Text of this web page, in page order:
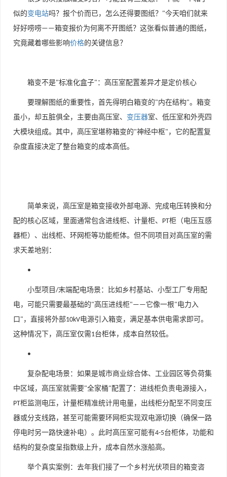
似的变电站吗？报个价而已，怎么还得要图纸？ "今天咱们就来
好好唠唠——箱变报价为何离不开图纸？这张看似普通的图纸，
究竟藏着哪些影响价格的关键信息？
箱变不是"标准化盒子" ：高压室配置差异才是定价核心
要理解图纸的重要性，首先得明白箱变的"内在结构"。箱变
虽小，却五脏俱全，主要由高压室、 变压器室、低压室和外壳四
大模块组成。其中，高压室堪称箱变的"神经中枢" ，它的配置复
杂度直接决定了整台箱变的成本高低。
简单来说，高压室是箱变接收外部电源、完成电压转换和分
配的核心区域，里面通常包含进线柜、计量柜、 PT柜（电压互感
器柜）、出线柜、环网柜等功能柜体。但不同项目对高压室的需
求天差地别：
•
小型项目 /末端配电场景：比如乡村基站、小型工厂专用配
电，可能只需要最基础的"高压进线柜"——它像一根"电力入
口" ，直接将外部10kV电源引入箱变，满足基本供电需求即可。
这种情况下，高压室仅需1台柜体，成本自然较低。
•
复杂配电场景：如果是城市商业综合体、工业园区等负荷集
中区域，高压室就需要"全家桶"配置了：进线柜负责电源接入，
PT柜监测电压，计量柜精准统计用电量，出线柜分配至不同变压
器或分支线路，甚至可能需要环网柜实现双电源切换（确保一路
停电时另一路快速补电）。此时高压室可能有4-5台柜体，功能和
结构的复杂度呈指数级上升，成本自然水涨船高。
举个真实案例：去年我们接了一个乡村光伏项目的箱变咨